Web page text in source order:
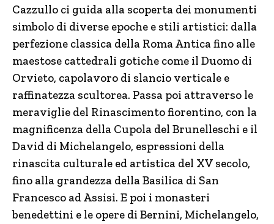
Cazzullo ci guida alla scoperta dei monumenti
simbolo di diverse epoche e stili artistici: dalla
perfezione classica della Roma Antica fino alle
maestose cattedrali gotiche come il Duomo di
Orvieto, capolavoro di slancio verticale e
raffinatezza scultorea. Passa poi attraverso le
meraviglie del Rinascimento fiorentino, con la
magnificenza della Cupola del Brunelleschi e il
David di Michelangelo, espressioni della
rinascita culturale ed artistica del XV secolo,
fino alla grandezza della Basilica di San
Francesco ad Assisi. E poi i monasteri
benedettini e le opere di Bernini, Michelangelo,